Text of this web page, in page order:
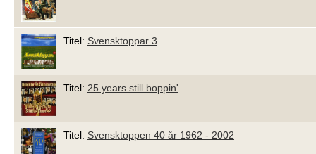
Titel: Svensktoppar 3
Titel: 25 years still boppin'
Titel: Svensktoppen 40 år 1962 - 2002